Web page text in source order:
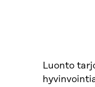
Luonto